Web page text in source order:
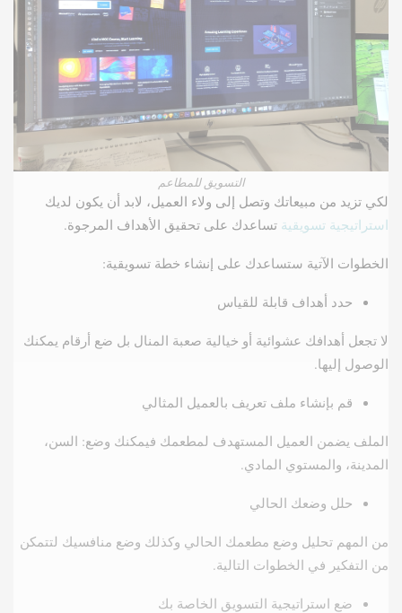
التسويق للمطاعم
لكي تزيد من مبيعاتك وتصل إلى ولاء العميل، لابد أن يكون لديك
استراتيجية تسويقية تساعدك على تحقيق الأهداف المرجوة.
الخطوات الآتية ستساعدك على إنشاء خطة تسويقية:
حدد أهداف قابلة للقياس
لا تجعل أهدافك عشوائية أو خيالية صعبة المنال بل ضع أرقام يمكنك
الوصول إليها.
قم بإنشاء ملف تعريف بالعميل المثالي
الملف يضمن العميل المستهدف لمطعمك فيمكنك وضع: السن،
المدينة، والمستوي المادي.
حلل وضعك الحالي
من المهم تحليل وضع مطعمك الحالي وكذلك وضع منافسيك لتتمكن
من التفكير في الخطوات التالية.
ضع استراتيجية التسويق الخاصة بك